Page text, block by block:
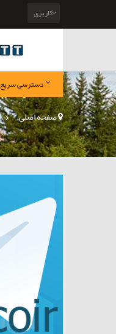
کاربری
دسترسی سریع
صفحه اصلی >